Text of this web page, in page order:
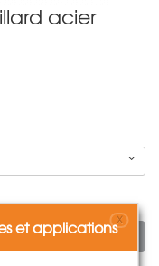
acier
panier
et applicationsX